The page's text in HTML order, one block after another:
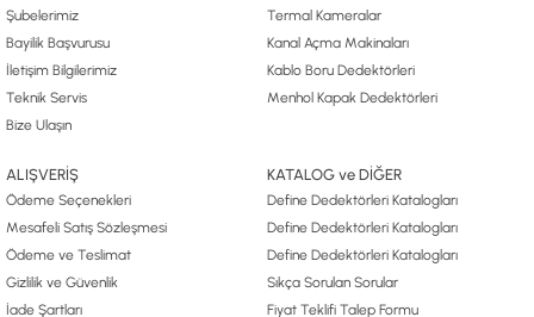
Şubelerimiz
Bayilik Başvurusu
İletişim Bilgilerimiz
Teknik Servis
Bize Ulaşın
Termal Kameralar
Kanal Açma Makinaları
Kablo Boru Dedektörleri
Menhol Kapak Dedektörleri
ALIŞVERİŞ
Ödeme Seçenekleri
Mesafeli Satış Sözleşmesi
Ödeme ve Teslimat
Gizlilik ve Güvenlik
İade Şartları
KATALOG ve DİĞER
Define Dedektörleri Katalogları
Define Dedektörleri Katalogları
Define Dedektörleri Katalogları
Sıkça Sorulan Sorular
Fiyat Teklifi Talep Formu